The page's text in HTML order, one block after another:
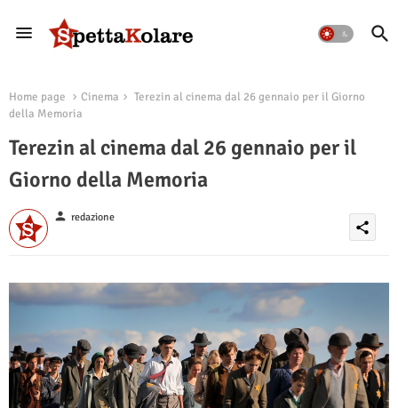
Home page Cinema
Terezin al cinema dal 26 gennaio per il Giorno
della Memoria
Terezin al cinema dal 26 gennaio per il
Giorno della Memoria
person redazione
share